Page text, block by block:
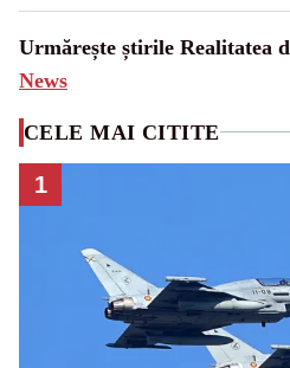
Urmărește știrile Realitatea
News
CELE MAI CITITE
1